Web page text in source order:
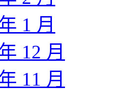
1 月
12 月
11 月